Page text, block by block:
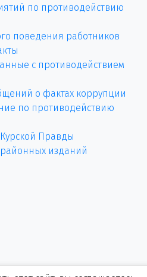
по противодействию
поведения работников
с противодействием
о фактах коррупции
по противодействию
Правды
изданий